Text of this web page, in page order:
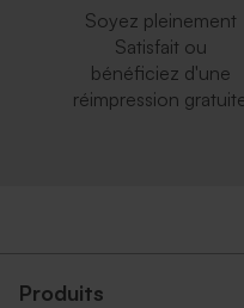
Soyez pleinement
Satisfait ou
bénéficiez d'une
réimpression
Produits